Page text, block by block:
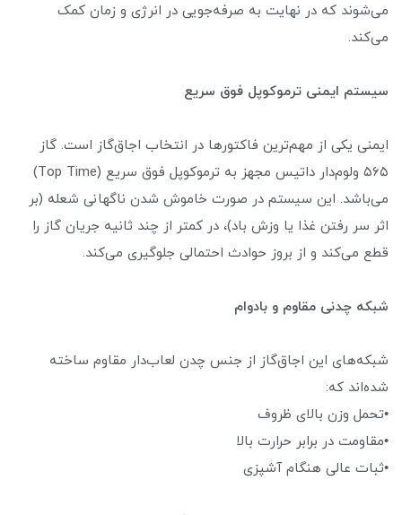
می‌شوند که در نهایت به صرفه‌جویی در انرژی و زمان کمک
می‌کند.
سیستم ایمنی ترموکوپل فوق سریع
ایمنی یکی از مهم‌ترین فاکتورها در انتخاب اجاق‌گاز است. گاز
۵۶۵ ولوم‌دار داتیس مجهز به ترموکوپل فوق سریع (Top Time)
می‌باشد. این سیستم در صورت خاموش شدن ناگهانی شعله (بر
اثر سر رفتن غذا یا وزش باد)، در کمتر از چند ثانیه جریان گاز را
قطع می‌کند و از بروز حوادث احتمالی جلوگیری می‌کند.
شبکه چدنی مقاوم و بادوام
شبکه‌های این اجاق‌گاز از جنس چدن لعاب‌دار مقاوم ساخته
شده‌اند که:
•تحمل وزن بالای ظروف
•مقاومت در برابر حرارت بالا
•ثبات عالی هنگام آشپزی